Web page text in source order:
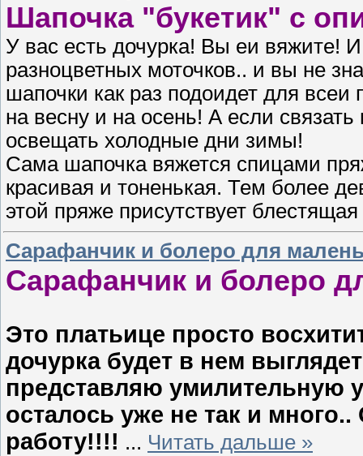
Шапочка "букетик" с
У вас есть дочурка! Вы еи вяжите!
разноцветных моточков.. и вы не
шапочки как раз подоидет для
на весну и на осень! А если связать
освещать холодные дни зимы!
Сама шапочка вяжется спицами
красивая и тоненькая. Тем более
этой пряже присутствует
Сарафанчик и болеро для
Сарафанчик и болеро
Это платьице просто
дочурка будет в нем
представляю умилительную
осталось уже не так и
работу!!!! ... Читать дальше »